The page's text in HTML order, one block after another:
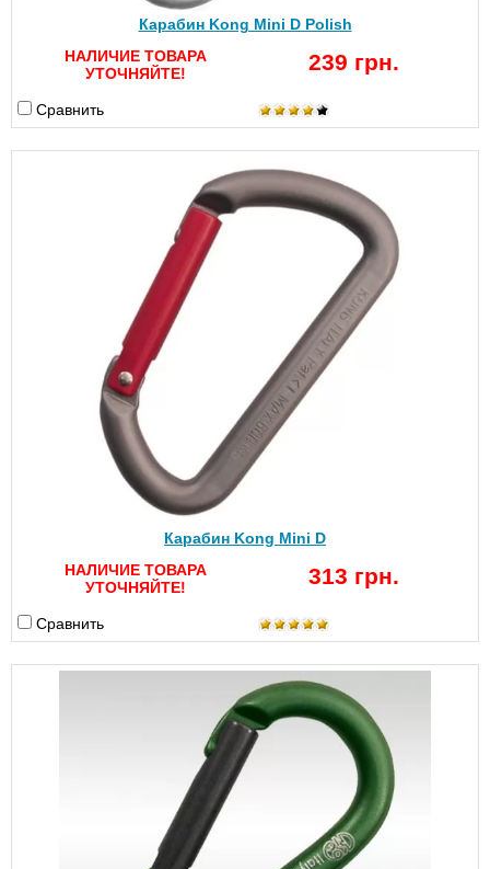
Карабин Kong Mini D Polish
НАЛИЧИЕ ТОВАРА
УТОЧНЯЙТЕ!
239 грн.
Сравнить
Карабин Kong Mini D
НАЛИЧИЕ ТОВАРА
УТОЧНЯЙТЕ!
313 грн.
Сравнить